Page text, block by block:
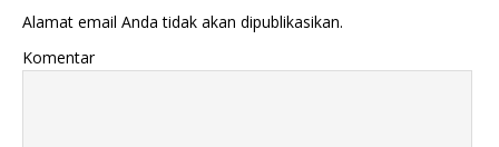
Alamat email Anda tidak akan dipublikasikan.
Komentar